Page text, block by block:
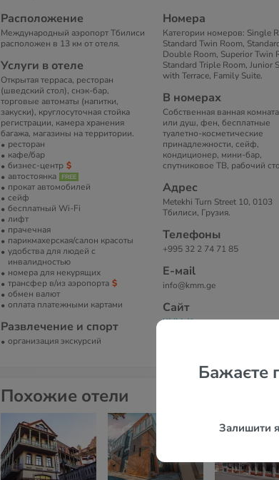
Бажаєте
Залишити
Расположение
Международный аэропорт Тбилиси
расположен в 13 км от отеля.
Услуги в отеле
Открытая терраса, ресторан
(шведский стол), снэк-бар,
торговые автоматы (напитки,
закуски), круглосуточная стойка
регистрации, камера хранения
багажа, магазины на территории.
ресторан
кафе/бар
бизнес-центр
автостоянка
прокат автомобилей
сейф
бесплатный Wi-Fi
лифт
прачечная
парикмахерская/салон красоты
удобства для людей с
инвалидностью
номера для некурящих
трансфер в/из аэропорта
обмен валют
оплата платежными картами
Развлечение и спорт
организация экскурсий
Номера
Категории номеров: Single
Standard Twin Room,
Double Room, Superior Twin
Standard Triple Room, Junior
with Terrace, Family Suite.
В номерах
Собственная ванная
или душ, фен, бесплатные
туалетно-косметические
принадлежности, сейф,
кондиционер, мини-бар,
спутниковое ТВ, рабочий
Адрес
Metekhi Turn Street 10, 0103
Тбилиси, Грузия.
Телефоны
+995 32 2 74 71 85
Е-маil
info@kmm.ge
Сайт
КММ 4*
Похожие отели